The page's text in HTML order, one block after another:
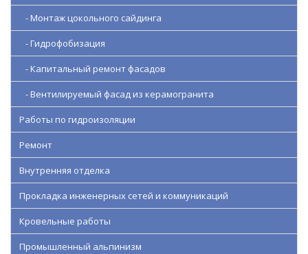
- Монтаж цокольного сайдинга
- Гидрофобизация
- Капитальный ремонт фасадов
- Вентилируемый фасад из керамогранита
Работы по гидроизоляции
Ремонт
Внутренняя отделка
Прокладка инженерных сетей и коммуникаций
Кровельные работы
Промышленный альпинизм